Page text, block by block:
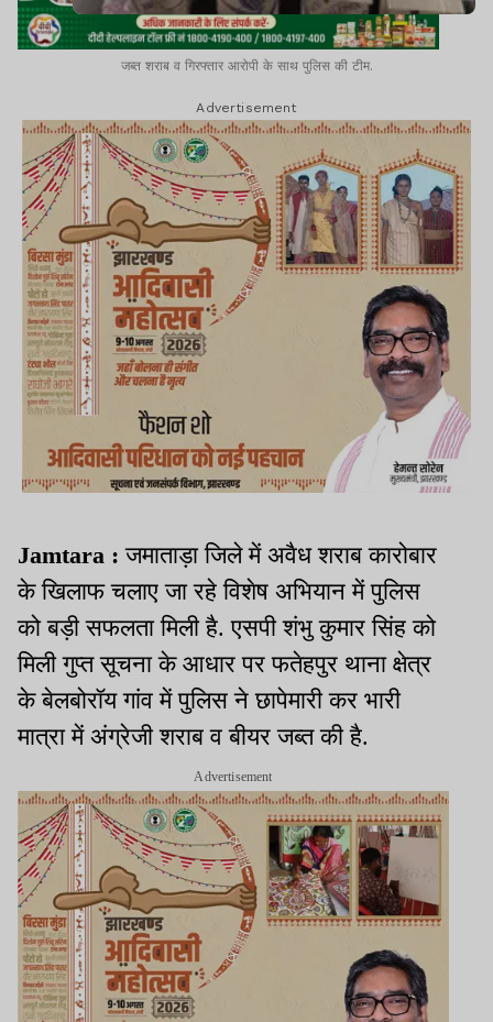
जब्त शराब व गिरफ्तार आरोपी के साथ पुलिस की टीम.
Advertisement
Jamtara :जमाताड़ा जिले में अवैध शराब कारोबार
के खिलाफ चलाए जा रहे विशेष अभियान में पुलिस
को बड़ी सफलता मिली है. एसपी शंभु कुमार सिंह को
मिली गुप्त सूचना के आधार पर फतेहपुर थाना क्षेत्र
के बेलबोरॉय गांव में पुलिस ने छापेमारी कर भारी
मात्रा में अंग्रेजी शराब व बीयर जब्त की है.
Advertisement